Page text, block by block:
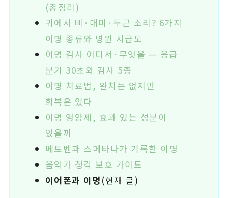
(총정리)
귀에서 삐·매미·두근 소리? 6가지
이명 종류와 병원 시급도
이명 검사 어디서·무엇을 — 응급
분기 30초와 검사 5종
이명 치료법, 완치는 없지만
회복은 있다
이명 영양제, 효과 있는 성분이
있을까
베토벤과 스메타나가 기록한 이명
음악가 청각 보호 가이드
이어폰과 이명 (현재 글)